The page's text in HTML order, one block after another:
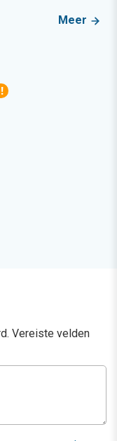
Meer
Vereiste velden